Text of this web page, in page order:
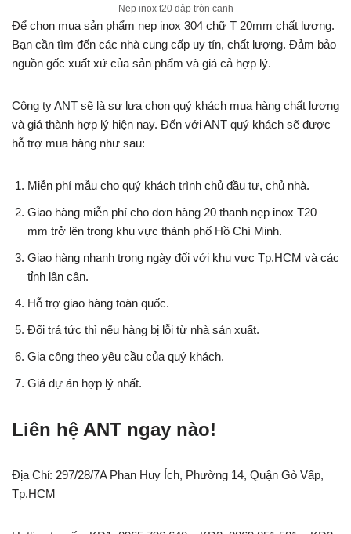
Nẹp inox t20 dập tròn cạnh
Để chọn mua sản phẩm nẹp inox 304 chữ T 20mm chất lượng.
Bạn cần tìm đến các nhà cung cấp uy tín, chất lượng. Đảm bảo
nguồn gốc xuất xứ của sản phẩm và giá cả hợp lý.
Công ty ANT sẽ là sự lựa chọn quý khách mua hàng chất lượng
và giá thành hợp lý hiện nay. Đến với ANT quý khách sẽ được
hỗ trợ mua hàng như sau:
Miễn phí mẫu cho quý khách trình chủ đầu tư, chủ nhà.
Giao hàng miễn phí cho đơn hàng 20 thanh nẹp inox T20
mm trở lên trong khu vực thành phố Hồ Chí Minh.
Giao hàng nhanh trong ngày đối với khu vực Tp.HCM và các
tỉnh lân cận.
Hỗ trợ giao hàng toàn quốc.
Đổi trả tức thì nếu hàng bị lỗi từ nhà sản xuất.
Gia công theo yêu cầu của quý khách.
Giá dự án hợp lý nhất.
Liên hệ ANT ngay nào!
Địa Chỉ: 297/28/7A Phan Huy Ích, Phường 14, Quận Gò Vấp,
Tp.HCM